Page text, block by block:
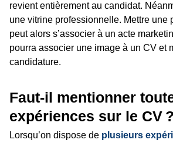
revient entièrement au candidat.
une vitrine professionnelle. Mettre une
peut alors s’associer à un acte
pourra associer une image à un CV et
candidature.
Faut-il mentionner
expériences sur le CV ?
Lorsqu’on dispose de plusieurs